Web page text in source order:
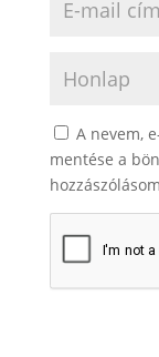
A nevem,
mentése a